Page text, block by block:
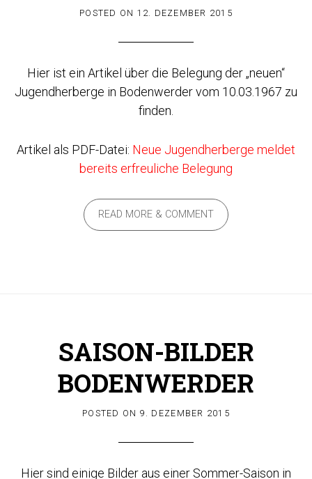
POSTED ON 12. DEZEMBER 2015
Hier ist ein Artikel über die Belegung der „neuen“
Jugendherberge in Bodenwerder vom 10.03.1967 zu
finden.
Artikel als PDF-Datei: Neue Jugendherberge meldet
bereits erfreuliche Belegung
READ MORE & COMMENT
SAISON-BILDER
BODENWERDER
POSTED ON 9. DEZEMBER 2015
Hier sind einige Bilder aus einer Sommer-Saison in